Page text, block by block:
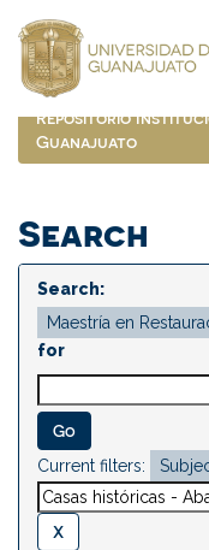
navigation
Repositorio
Guanajuato
Search
Search:
for
Current filters: